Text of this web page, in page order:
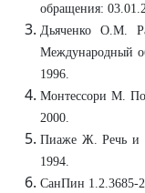
обращения:
Дьяченко О.М.
Международный
1996.
Монтессори М.
2000.
Пиаже Ж. Речь и
1994.
СанПин 1.2.3685-